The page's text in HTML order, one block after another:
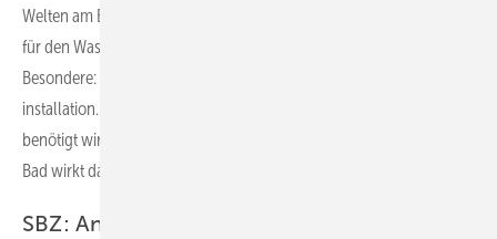
Welten am Badkonzept Geberit One, das voll integrierte Lösungen
für den Waschplatz, den Duschbereich und das WC umfasst. Das
Besondere: Es nutzt konsequent die Vorteile der Vorwand­
installation. Das bedeutet: Alles, was vor der Wand nicht zwingend
benötigt wird, verlegt das Badkonzept in die Ebene dahinter. Das
Bad wirkt dadurch aufgeräumter, sauberer und bietet mehr Platz.
SBZ: An welchem Bereich im Bad erkennt